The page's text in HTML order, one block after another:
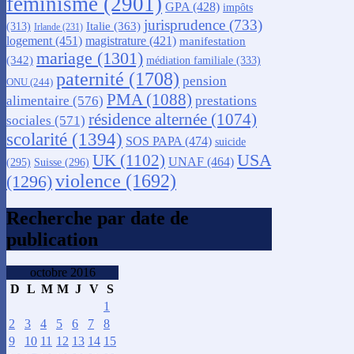
GPA (428) impôts
(313) Irlande (231) Italie (363) jurisprudence (733)
logement (451) magistrature (421) manifestation
(342) mariage (1301) médiation familiale (333)
ONU (244) paternité (1708) pension
alimentaire (576) PMA (1088) prestations
sociales (571) résidence alternée (1074)
scolarité (1394) SOS PAPA (474) suicide
(295) Suisse (296) UK (1102) UNAF (464) USA
(1296)violence (1692)
Recherche par date de
publication
octobre 2016
D L M M J V S
1
2
3 4 5 6 7
8
9
10 11 12 13 14 15